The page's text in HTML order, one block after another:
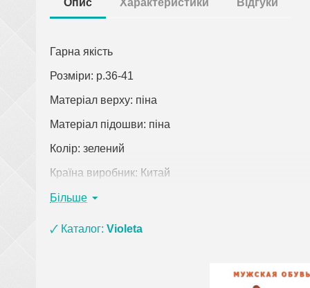
Опис Характеристики Відгуки
Гарна якість
Розміри: р.36-41
Матеріал верху: піна
Матеріал підошви: піна
Колір: зелений
Країна виробник: Китай
Клацніть по посиланню, щоб відкрити докладний
взуття з матеріалу ЕВА, ПВХ та піни) і
Більше
🗸 Каталог:Violeta